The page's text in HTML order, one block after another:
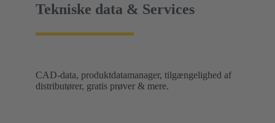
Tekniske data & Services
CAD-data, produktdatamanager, tilgængelighed af
distributører, gratis prøver & mere.